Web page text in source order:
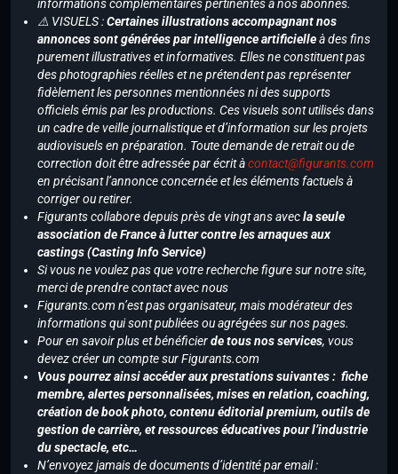
informations complémentaires pertinentes à nos abonnés.
⚠️ VISUELS :Certaines illustrations accompagnant nos
annonces sont générées par intelligence artificielleà des fins
purement illustratives et informatives. Elles ne constituent pas
des photographies réelles et ne prétendent pas représenter
fidèlement les personnes mentionnées ni des supports
officiels émis par les productions. Ces visuels sont utilisés dans
un cadre de veille journalistique et d’information sur les projets
audiovisuels en préparation. Toute demande de retrait ou de
correction doit être adressée par écrit àcontact@figurants.com
en précisant l’annonce concernée et les éléments factuels à
corriger ou retirer.
Figurants collabore depuis près de vingt ans avecla seule
association de France à lutter contre les arnaques aux
castings (Casting Info Service)
Si vous ne voulez pas que votre recherche figure sur notre site,
merci de prendre contact avec nous
Figurants.com n’est pas organisateur, mais modérateur des
informations qui sont publiées ou agrégées sur nos pages.
Pour en savoir plus et bénéficierde tous nos services, vous
devez créer un compte sur Figurants.com
Vous pourrez ainsi accéder aux prestations suivantes : fiche
membre, alertes personnalisées, mises en relation, coaching,
création de book photo, contenu éditorial premium, outils de
gestion de carrière, et ressources éducatives pour l’industrie
du spectacle, etc…
N’envoyez jamais de documents d’identité par email :